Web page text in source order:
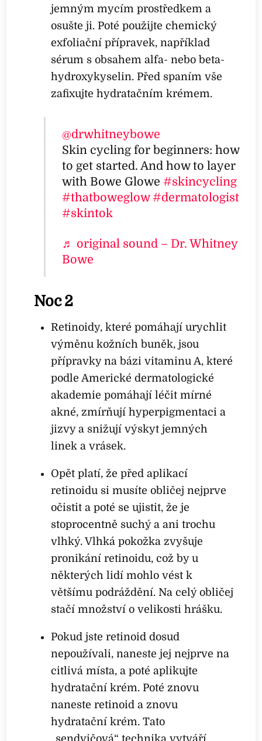
jemným mycím prostředkem a
osušte ji. Poté použijte chemický
exfoliační přípravek, například
sérum s obsahem alfa- nebo beta-
hydroxykyselin. Před spaním vše
zafixujte hydratačním krémem.
@drwhitneybowe
Skin cycling for beginners: how
to get started. And how to layer
with Bowe Glowe #skincycling
#thatboweglow #dermatologist
#skintok
♬ original sound – Dr. Whitney
Bowe
Noc 2
Retinoidy, které pomáhají urychlit
výměnu kožních buněk, jsou
přípravky na bázi vitaminu A, které
podle Americké dermatologické
akademie pomáhají léčit mírné
akné, zmírňují hyperpigmentaci a
jizvy a snižují výskyt jemných
linek a vrásek.
Opět platí, že před aplikací
retinoidu si musíte obličej nejprve
očistit a poté se ujistit, že je
stoprocentně suchý a ani trochu
vlhký. Vlhká pokožka zvyšuje
pronikání retinoidu, což by u
některých lidí mohlo vést k
většímu podráždění. Na celý obličej
stačí množství o velikosti hrášku.
Pokud jste retinoid dosud
nepoužívali, naneste jej nejprve na
citlivá místa, a poté aplikujte
hydratační krém. Poté znovu
naneste retinoid a znovu
hydratační krém. Tato
„sendvičová“ technika vytváří